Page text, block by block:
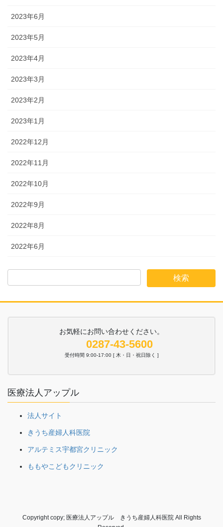
2023年6月
2023年5月
2023年4月
2023年3月
2023年2月
2023年1月
2022年12月
2022年11月
2022年10月
2022年9月
2022年8月
2022年6月
お気軽にお問い合わせください。
0287-43-5600
受付時間 9:00-17:00 [ 木・日・祝日除く ]
医療法人アップル
法人サイト
きうち産婦人科医院
アルテミス宇都宮クリニック
ももやこどもクリニック
Copyright copy; 医療法人アップル きうち産婦人科医院 All Rights